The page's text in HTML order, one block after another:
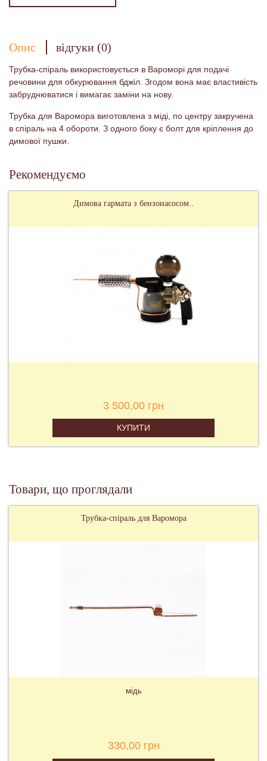
Опис відгуки (0)
Трубка-спіраль використовується в Вароморі для подачі
речовини для обкурювання бджіл. Згодом вона має властивість
забруднюватися і вимагає заміни на нову.
Трубка для Варомора виготовлена з міді, по центру закручена
в спіраль на 4 обороти. З одного боку є болт для кріплення до
димової пушки.
Рекомендуємо
Димова гармата з бензонасосом..
3 500,00 грн
КУПИТИ
Товари, що проглядали
Трубка-спіраль для Варомора
мідь
330,00 грн